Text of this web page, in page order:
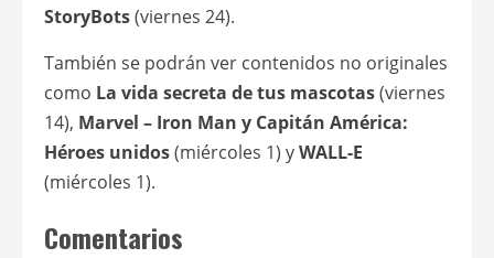
StoryBots(viernes 24).
También se podrán ver contenidos no originales
como La vida secreta de tus mascotas(viernes
14), Marvel – Iron Man y Capitán América:
Héroes unidos(miércoles 1) yWALL-E
(miércoles 1).
Comentarios